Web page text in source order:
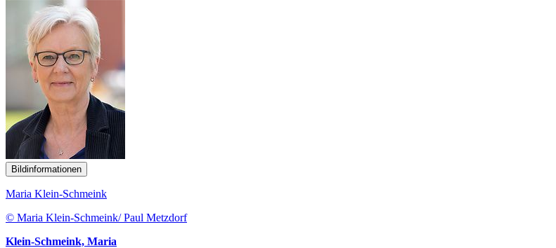
Bildinformationen
Maria Klein-Schmeink
© Maria Klein-Schmeink/ Paul Metzdorf
Klein-Schmeink, Maria